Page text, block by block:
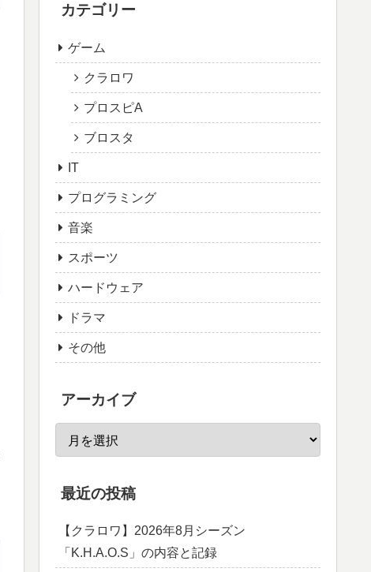
カテゴリー
ゲーム
クラロワ
プロスピA
ブロスタ
IT
プログラミング
音楽
スポーツ
ハードウェア
ドラマ
その他
アーカイブ
最近の投稿
【クラロワ】2026年8月シーズン
「K.H.A.O.S」の内容と記録